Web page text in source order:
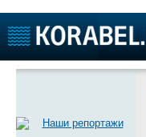
Судостроение
Пресс-релизы